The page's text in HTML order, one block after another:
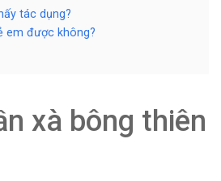
tác dụng?
em được không?
xà bông thiên